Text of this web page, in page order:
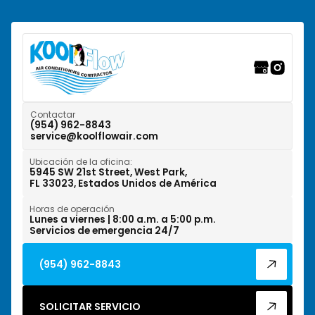
Riverwalk Fort Lauderdale, FL
Tamarac, FL
Weston, FL
West Park, FL
Wilton Manors, FL
Contactar
(954) 962-8843
service@koolflowair.com
Ubicación de la oficina:
5945 SW 21st Street, West Park,
FL 33023, Estados Unidos de América
Horas de operación
Lunes a viernes | 8:00 a.m. a 5:00 p.m.
Servicios de emergencia 24/7
(954) 962-8843
SOLICITAR SERVICIO